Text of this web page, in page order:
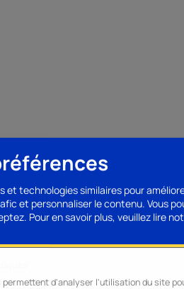
et technologies similaires pour
et personnaliser le contenu. Vous
Pour en savoir plus, veuillez lire
permettent d'analyser l'utilisation du site